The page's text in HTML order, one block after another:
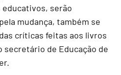
serão
mudança, também se
críticas feitas aos livros
secretário de Educação de